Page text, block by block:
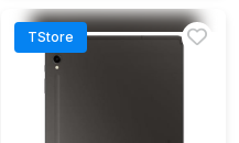
TStore